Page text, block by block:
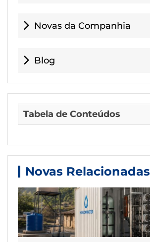
Novas da Companhia
Blog
Tabela de Conteúdos
Novas Relacionadas